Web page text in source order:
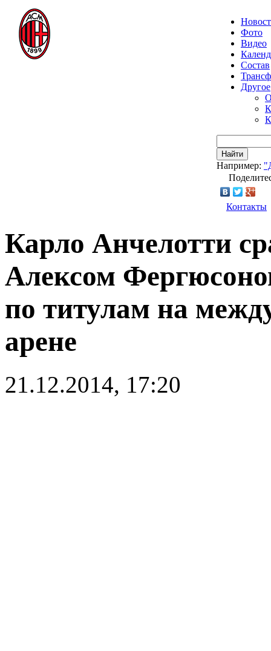
Фото
Видео
Состав
Другое
Найти
Например:
Контакты
Карло Анчелотти
Алексом
по титулам на
арене
21.12.2014, 17:20